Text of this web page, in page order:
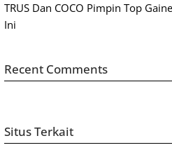
TRUS Dan COCO Pimpin Top
Ini
Recent Comments
Situs Terkait